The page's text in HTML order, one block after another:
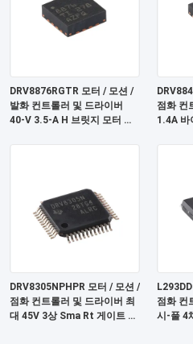
DRV8876RGTR 모터 / 모션 /
발화 컨트롤러 및 드라이버
40-V 3.5-A H 브릿지 모터 드
점화 컨
1.4A 바
DRV8305NPHPR 모터 / 모션 /
점화 컨트롤러 및 드라이버 최
대 45V 3상 Sma Rt 게이트 드
점화 컨
시-풀 4